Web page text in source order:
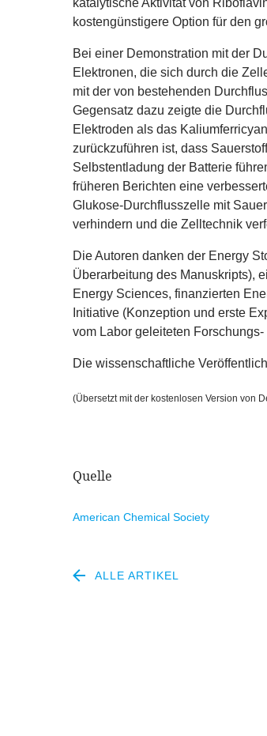
kostengünstigere Option für den
Bei einer Demonstration mit der
Elektronen, die sich durch die
mit der von bestehenden
Gegensatz dazu zeigte die
Elektroden als das
zurückzuführen ist, dass
Selbstentladung der Batterie
früheren Berichten eine
Glukose-Durchflusszelle mit
verhindern und die Zelltechnik
Die Autoren danken der Energy
Überarbeitung des Manuskripts),
Energy Sciences, finanzierten
Initiative (Konzeption und erste
vom Labor geleiteten
Die wissenschaftliche
(Übersetzt mit der kostenlosen Version von
Quelle
American Chemical Society
ALLE ARTIKEL